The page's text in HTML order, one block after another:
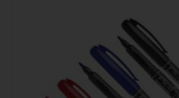
Podrobno